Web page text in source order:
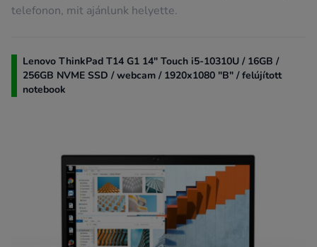
telefonon, mit ajánlunk helyette.
Lenovo ThinkPad T14 G1 14" Touch i5-10310U / 16GB /
256GB NVME SSD / webcam / 1920x1080 "B" / felújított
notebook